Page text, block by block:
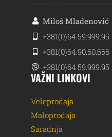
Miloš Mladenović
+381(0)64.59.999.95
+381(0)64.90.60.666
+381(0)64.59.999.95
VAŽNI LINKOVI
Veleprodaja
Maloprodaja
Saradnja